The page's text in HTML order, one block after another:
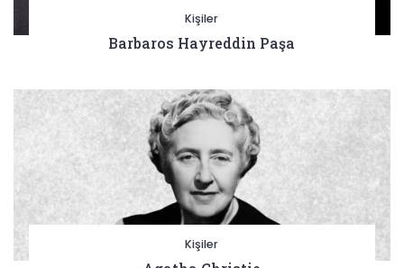
Kişiler
Barbaros Hayreddin Paşa
Kişiler